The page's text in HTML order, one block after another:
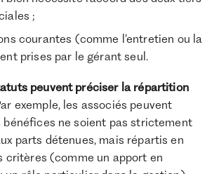
;
courantes (comme l’entretien ou la
prises par le gérant seul.
peuvent préciser la répartition
exemple, les associés peuvent
bénéfices ne soient pas strictement
parts détenues, mais répartis en
critères (comme un apport en